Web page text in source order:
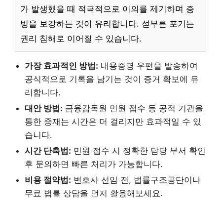
가 발생했을 때 적극적으로 이의를 제기하며 증
빙을 보강하는 것이 유리합니다. 섣부른 포기는
권리 침해로 이어질 수 있습니다.
가장 효과적인 방법: 내용증명 우편을 발송하여
공식적으로 기록을 남기는 것이 증거 확보에 유
리합니다.
대안 방법: 금융감독원 민원 접수 등 공적 기관을
통한 중재는 시간은 더 걸리지만 효과적일 수 있
습니다.
시간 단축법: 민원 접수 시 정확한 담당 부서 확인
후 문의하면 빠른 처리가 가능합니다.
비용 절약법: 변호사 선임 전, 법률구조공단이나
무료 법률 상담을 먼저 활용해보세요.